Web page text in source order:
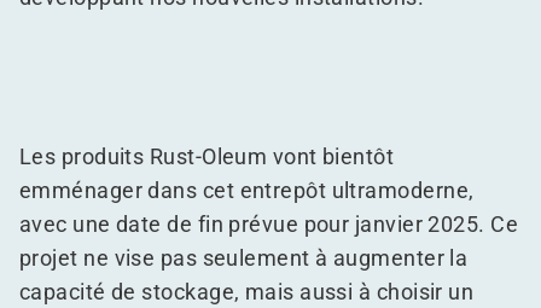
Les produits Rust-Oleum vont bientôt
emménager dans cet entrepôt ultramoderne,
avec une date de fin prévue pour janvier 2025. Ce
projet ne vise pas seulement à augmenter la
capacité de stockage, mais aussi à choisir un